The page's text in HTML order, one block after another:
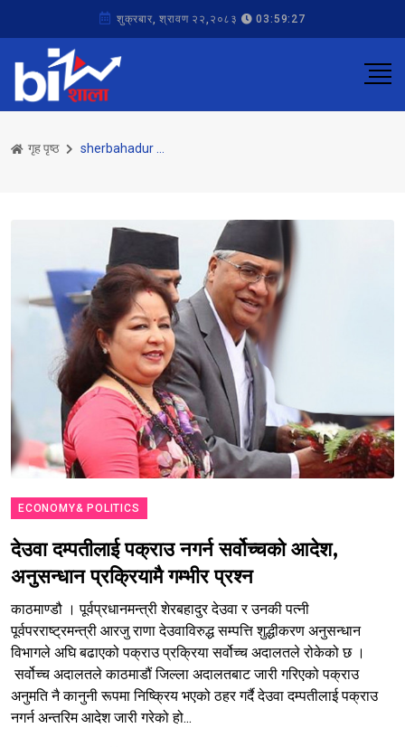
शुक्रबार, श्रावण २२,२०८३ 03:59:27
गृह पृष्ठ
ECONOMY& POLITICS
देउवा दम्पतीलाई पक्राउ नगर्न सर्वोच्चको आदेश,
अनुसन्धान प्रक्रियामै गम्भीर प्रश्न
काठमाण्डौ । पूर्वप्रधानमन्त्री शेरबहादुर देउवा र उनकी पत्नी
पूर्वपरराष्ट्रमन्त्री आरजु राणा देउवाविरुद्ध सम्पत्ति शुद्धीकरण अनुसन्धान
विभागले अघि बढाएको पक्राउ प्रक्रिया सर्वोच्च अदालतले रोकेको छ ।
सर्वोच्च अदालतले काठमाडौं जिल्ला अदालतबाट जारी गरिएको पक्राउ
अनुमति नै कानुनी रूपमा निष्क्रिय भएको ठहर गर्दै देउवा दम्पतीलाई पक्राउ
नगर्न अन्तरिम आदेश जारी गरेको हो...